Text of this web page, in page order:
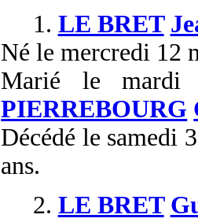
1. LE BRET
Né le mercredi 12
Marié le
PIERREBOURG
Décédé le samedi
ans.
2. LE BRET